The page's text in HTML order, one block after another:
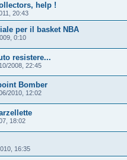
help !
20:43
per il basket NBA
0:10
resistere...
2008, 22:45
Bomber
2010, 12:02
18:02
16:35